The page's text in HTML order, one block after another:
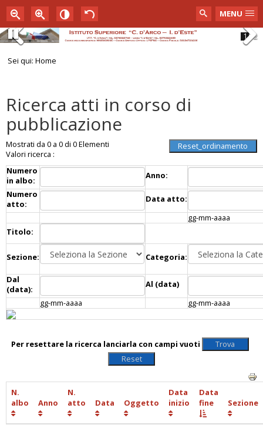
MENU
1
2
Pause
Sei qui: Home
Ricerca atti in corso di
pubblicazione
Mostrati da 0 a 0 di 0 Elementi
Valori ricerca :
Numero
in albo:
Anno:
Numero
atto:
Data atto:
gg-mm-aaaa
Titolo:
Sezione: Categoria:
Dal
(data):
Al (data)
gg-mm-aaaa
gg-mm-aaaa
Per resettare la ricerca lanciarla con campi vuoti
N.
albo
Anno
N.
atto
Data Oggetto
Data
inizio
Data
fine
Sezione